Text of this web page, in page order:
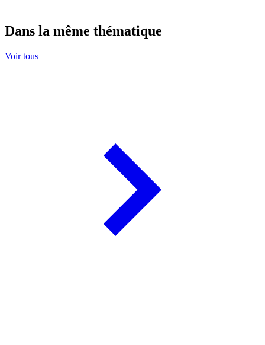
Dans la même thématique
Voir tous